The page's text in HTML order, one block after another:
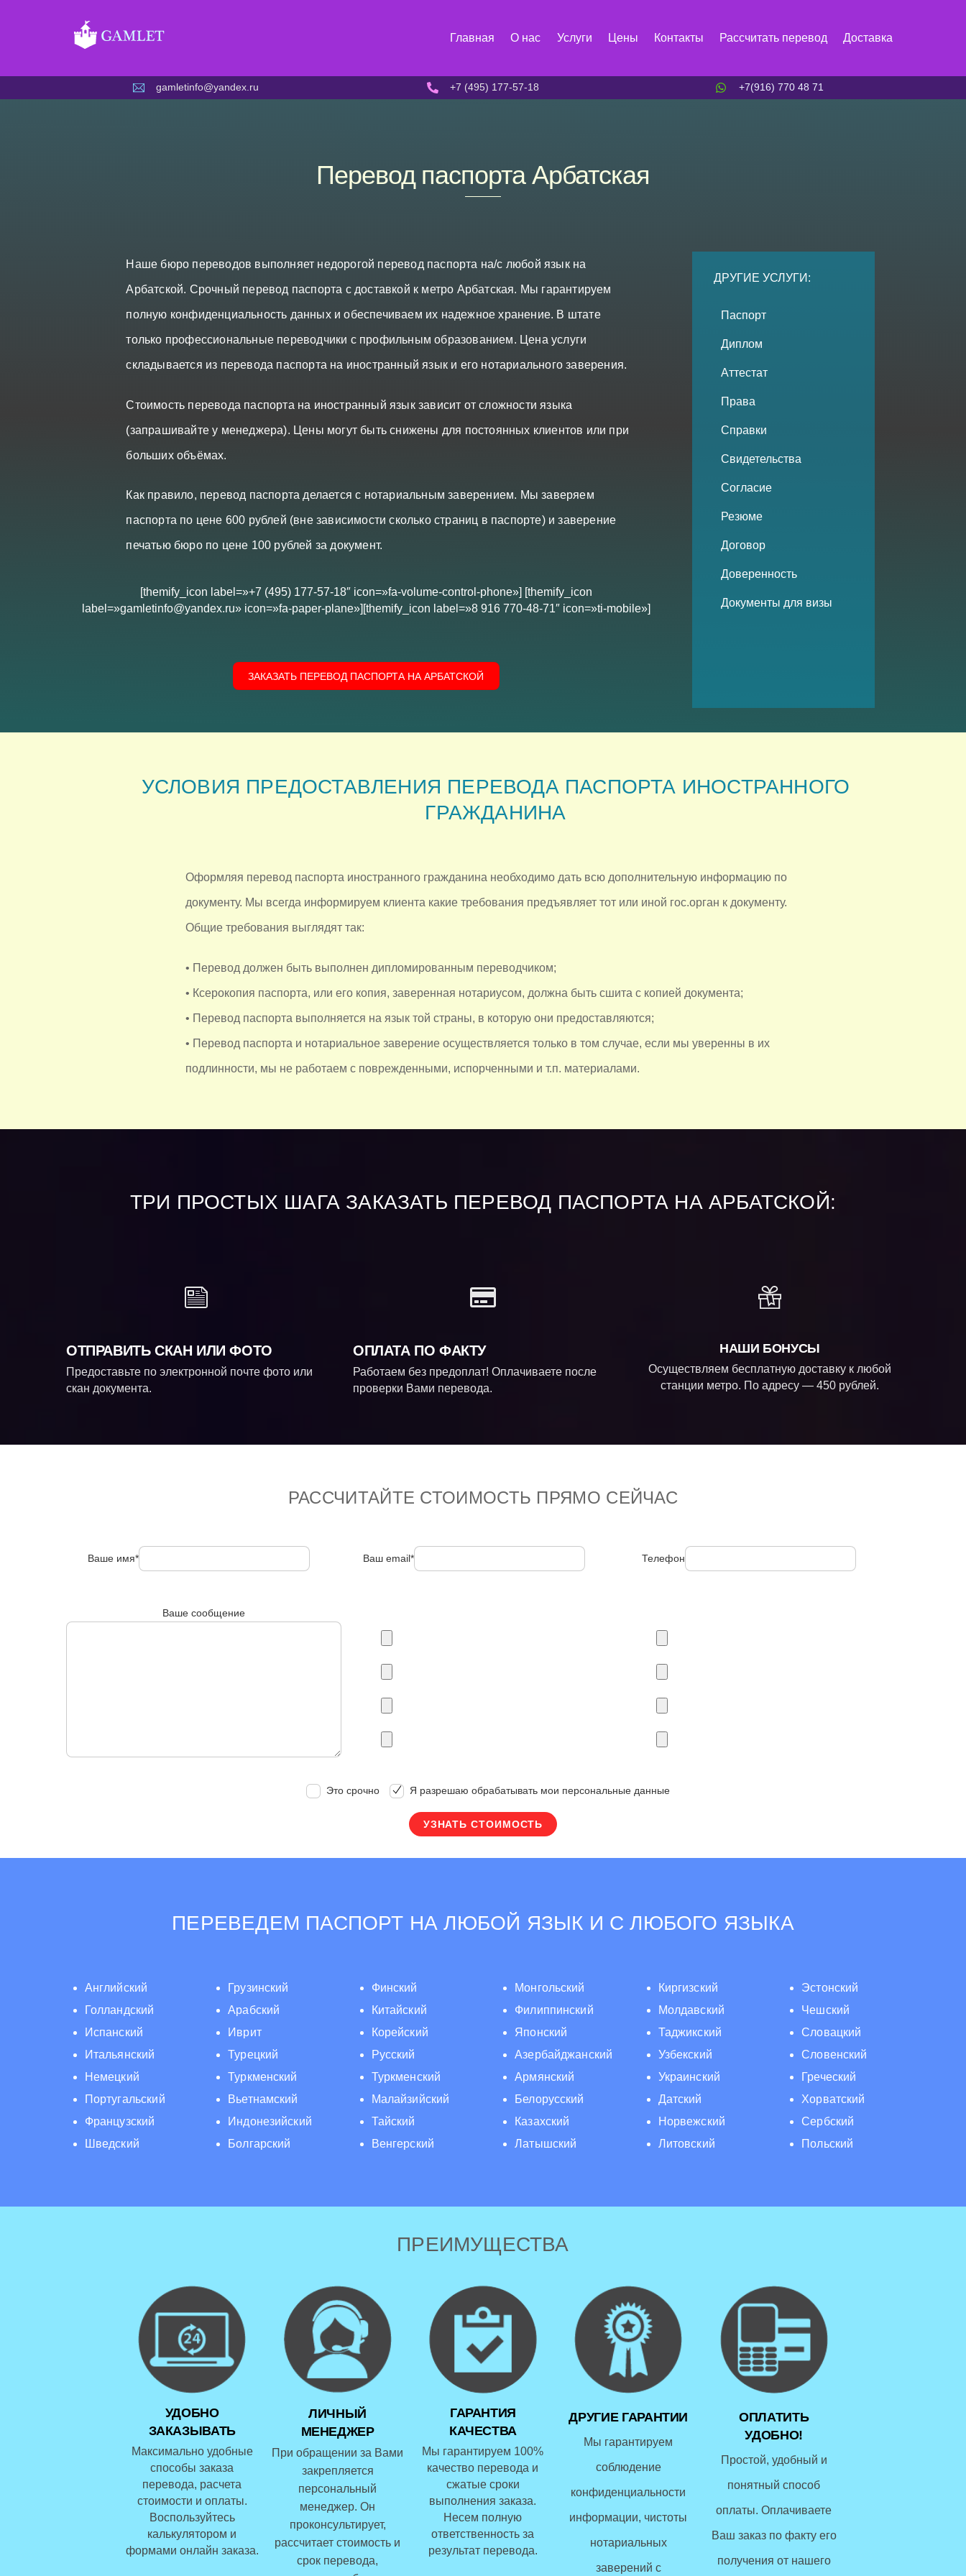
Главная О нас Услуги Цены Контакты Рассчитать перевод Доставка
gamletinfo@yandex.ru +7 (495) 177-57-18 +7(916) 770 48 71
Перевод паспорта Арбатская
Наше бюро переводов выполняет недорогой перевод паспорта на/с любой язык на
Арбатской. Срочный перевод паспорта с доставкой к метро Арбатская. Мы гарантируем
полную конфиденциальность данных и обеспечиваем их надежное хранение. В штате
только профессиональные переводчики с профильным образованием. Цена услуги
складывается из перевода паспорта на иностранный язык и его нотариального заверения.
Стоимость перевода паспорта на иностранный язык зависит от сложности языка
(запрашивайте у менеджера). Цены могут быть снижены для постоянных клиентов или при
больших объёмах.
Как правило, перевод паспорта делается с нотариальным заверением. Мы заверяем
паспорта по цене 600 рублей (вне зависимости сколько страниц в паспорте) и заверение
печатью бюро по цене 100 рублей за документ.
[themify_icon label=»+7 (495) 177-57-18″ icon=»fa-volume-control-phone»] [themify_icon
label=»gamletinfo@yandex.ru» icon=»fa-paper-plane»][themify_icon label=»8 916 770-48-71″ icon=»ti-mobile»]
ЗАКАЗАТЬ ПЕРЕВОД ПАСПОРТА НА АРБАТСКОЙ
ДРУГИЕ УСЛУГИ:
Паспорт
Диплом
Аттестат
Права
Справки
Свидетельства
Согласие
Резюме
Договор
Доверенность
Документы для визы
УСЛОВИЯ ПРЕДОСТАВЛЕНИЯ ПЕРЕВОДА ПАСПОРТА ИНОСТРАННОГО
ГРАЖДАНИНА
Оформляя перевод паспорта иностранного гражданина необходимо дать всю дополнительную информацию по
документу. Мы всегда информируем клиента какие требования предъявляет тот или иной гос.орган к документу.
Общие требования выглядят так:
• Перевод должен быть выполнен дипломированным переводчиком;
• Ксерокопия паспорта, или его копия, заверенная нотариусом, должна быть сшита с копией документа;
• Перевод паспорта выполняется на язык той страны, в которую они предоставляются;
• Перевод паспорта и нотариальное заверение осуществляется только в том случае, если мы уверенны в их
подлинности, мы не работаем с поврежденными, испорченными и т.п. материалами.
ТРИ ПРОСТЫХ ШАГА ЗАКАЗАТЬ ПЕРЕВОД ПАСПОРТА НА АРБАТСКОЙ:
ОТПРАВИТЬ СКАН ИЛИ ФОТО
Предоставьте по электронной почте фото или
скан документа.
ОПЛАТА ПО ФАКТУ
Работаем без предоплат! Оплачиваете после
проверки Вами перевода.
НАШИ БОНУСЫ
Осуществляем бесплатную доставку к любой
станции метро. По адресу — 450 рублей.
РАССЧИТАЙТЕ СТОИМОСТЬ ПРЯМО СЕЙЧАС
Ваше имя* Ваш email* Телефон
Ваше сообщение
Это срочно Я разрешаю обрабатывать мои персональные данные
ПЕРЕВЕДЕМ ПАСПОРТ НА ЛЮБОЙ ЯЗЫК И С ЛЮБОГО ЯЗЫКА
Английский
Голландский
Испанский
Итальянский
Немецкий
Португальский
Французский
Шведский
Грузинский
Арабский
Иврит
Турецкий
Туркменский
Вьетнамский
Индонезийский
Болгарский
Финский
Китайский
Корейский
Русский
Туркменский
Малайзийский
Тайский
Венгерский
Монгольский
Филиппинский
Японский
Азербайджанский
Армянский
Белорусский
Казахский
Латышский
Киргизский
Молдавский
Таджикский
Узбекский
Украинский
Датский
Норвежский
Литовский
Эстонский
Чешский
Словацкий
Словенский
Греческий
Хорватский
Сербский
Польский
ПРЕИМУЩЕСТВА
УДОБНО
ЗАКАЗЫВАТЬ
Максимально удобные
способы заказа
перевода, расчета
стоимости и оплаты.
Воспользуйтесь
калькулятором и
формами онлайн заказа.
ЛИЧНЫЙ
МЕНЕДЖЕР
При обращении за Вами
закрепляется
персональный
менеджер. Он
проконсультирует,
рассчитает стоимость и
срок перевода,
ГАРАНТИЯ
КАЧЕСТВА
Мы гарантируем 100%
качество перевода и
сжатые сроки
выполнения заказа.
Несем полную
ответственность за
результат перевода.
ДРУГИЕ ГАРАНТИИ
Мы гарантируем
соблюдение
конфиденциальности
информации, чистоты
нотариальных
заверений с
ОПЛАТИТЬ
УДОБНО!
Простой, удобный и
понятный способ
оплаты. Оплачиваете
Ваш заказ по факту его
получения от нашего